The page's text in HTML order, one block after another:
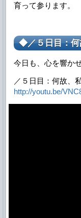
育って参ります。
◆／５日目：何
今日も、心を響か
／５日目：何故、
http://youtu.be/